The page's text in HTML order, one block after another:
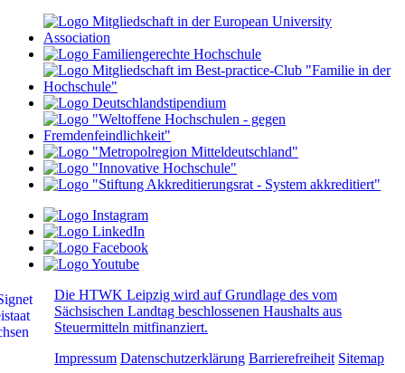
Die HTWK Leipzig wird auf Grundlage des vom
Sächsischen Landtag beschlossenen Haushalts aus
Steuermitteln mitfinanziert.
Impressum Datenschutzerklärung Barrierefreiheit Sitemap